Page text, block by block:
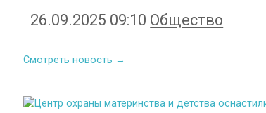
26.09.2025 09:10 Общество
Смотреть новость →